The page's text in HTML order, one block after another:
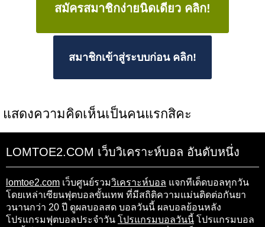
สมัครสมาชิกง่ายนิดเดียว คลิก!
สมาชิกเข้าสู่ระบบก่อน คลิก!
แสดงความคิดเห็นเป็นคนแรกสิคะ
LOMTOE2.COM เว็บวิเคราะห์บอล อันดับหนึ่ง
lomtoe2.com เว็บศูนย์รวมวิเคราะห์บอล แจกทีเด็ดบอลทุกวัน
โดยเหล่าเซียนฟุตบอลขั้นเทพ ที่มีสถิติความแม่นติดต่อกันยา
วนานกว่า 20 ปี ดูผลบอลสด บอลวันนี้ ผลบอลย้อนหลัง
โปรแกรมฟุตบอลประจำวัน โปรแกรมบอลวันนี้ โปรแกรมบอล